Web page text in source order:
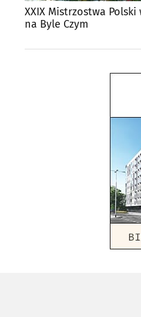
XXIX Mistrzostwa Polski
na Byle Czym